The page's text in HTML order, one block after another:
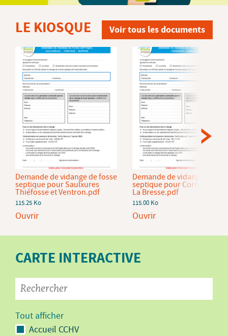
LE KIOSQUE Voir tous les documents
Demande de vidange de fosse
septique pour Saulxures
Thiéfosse et Ventron.pdf
115.25 Ko
Ouvrir
Demande de vidange de
septique pour Cornimont et
La Bresse.pdf
115.00 Ko
Ouvrir
CARTE INTERACTIVE
Tout afficher
Accueil CCHV